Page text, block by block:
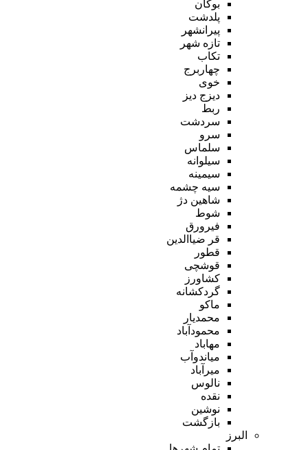
بوکان
پلدشت
پیرانشهر
تازه شهر
تکاب
چهاربرج
خوی
دیزج دیز
ربط
سردشت
سرو
سلماس
سیلوانه
سیمینه
سیه چشمه
شاهین دژ
شوط
فیرورق
قر ضیاالدین
قطور
قوشچی
کشاورز
گردکشانه
ماکو
محمدیار
محمودآباد
مهاباد
میاندوآب
میرآباد
نالوس
نقده
نوشین
بازگشت
البرز